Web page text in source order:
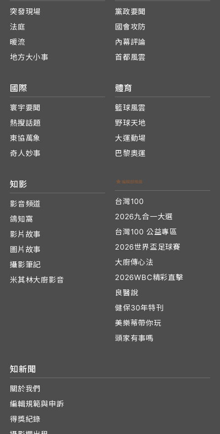
突發現場
法庭
暖流
地方大小事
黨政要聞
國會攻防
內幕評論
首都風雲
國際
寰宇要聞
熱搜話題
東協萬象
奇人妙事
體育
籃球風雲
野球天地
大運動場
巴黎奧運
知影
影音頻道
鴿知窩
影片故事
圖片故事
攝影筆記
米其林大廚影音
台灣100
2026九合一大選
台灣100 公益專區
2026世界盃足球賽
大廚傳心法
2026WBC精彩直擊
良醫說
健保30年特刊
美樂蒂帶你玩
頭家有事嗎
知新聞
關於我們
編輯規範與申訴
得獎紀錄